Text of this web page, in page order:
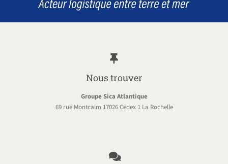
Nous trouver
Groupe Sica Atlantique
69 rue Montcalm 17026 Cedex 1 La Rochelle